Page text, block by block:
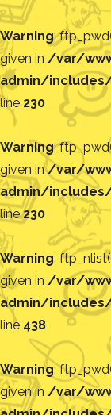
Warning:
given in /var/
admin/
line 230
Warning:
given in/var/
admin/
line230
Warning:
given in /var/
admin/
line 438
Warning:
given in /var/